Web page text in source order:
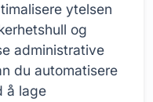
ytelsen
og
administrative
du automatisere
å lage